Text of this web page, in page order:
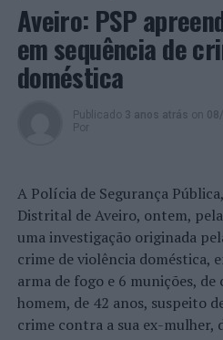
Aveiro: PSP
em sequência de
doméstica
Publicado 3 anos atrás on
Por
A Polícia de Segurança
Distrital de Aveiro, ontem,
uma investigação originada
crime de violência doméstica,
arma de fogo e 6 munições,
homem, de 42 anos, suspeito
crime contra a sua ex-mulher,